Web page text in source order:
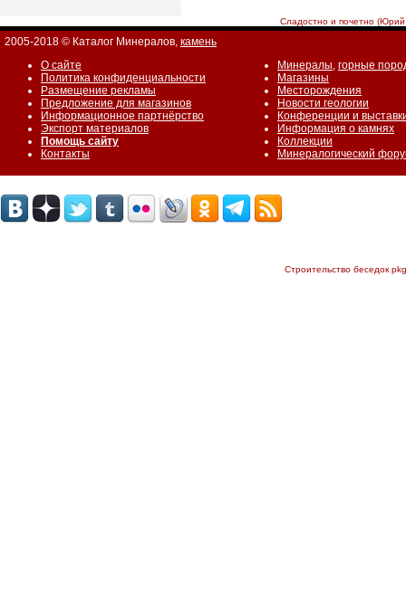
Сладостно и почетно
2005-2018 © Каталог Минералов, камень
О сайте
Политика конфиденциальности
Размещение рекламы
Предложение для магазинов
Информационное партнёрство
Экспорт материалов
Помощь сайту
Контакты
Минералы, горные
Магазины
Месторождения
Новости геологии
Конференции и
Информация о камнях
Коллекции
Минералогический
Строительство беседок